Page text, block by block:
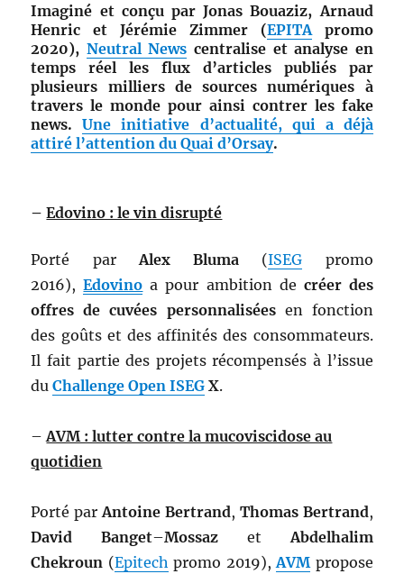
Imaginé et conçu par Jonas Bouaziz, Arnaud
Henric et Jérémie Zimmer (EPITApromo
2020), Neutral News centralise et analyse en
temps réel les flux d’articles publiés par
plusieurs milliers de sources numériques à
travers le monde pour ainsi contrer les fake
news.Une initiative d’actualité, qui a déjà
attiré l’attention du Quai d’Orsay.
–Edovino : le vin disrupté
Porté par Alex Bluma (ISEG promo
2016),Edovino a pour ambition de créer des
offres de cuvées personnaliséesen fonction
des goûts et des affinités des consommateurs.
Il fait partie des projets récompensés à l’issue
duChallenge Open ISEG X.
–AVM : lutter contre la mucoviscidose au
quotidien
Porté parAntoine Bertrand, Thomas Bertrand,
David
Banget–Mossaz et Abdelhalim
Chekroun (Epitech promo 2019),AVM propose